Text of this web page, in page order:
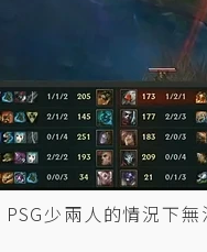
少兩人的情況下